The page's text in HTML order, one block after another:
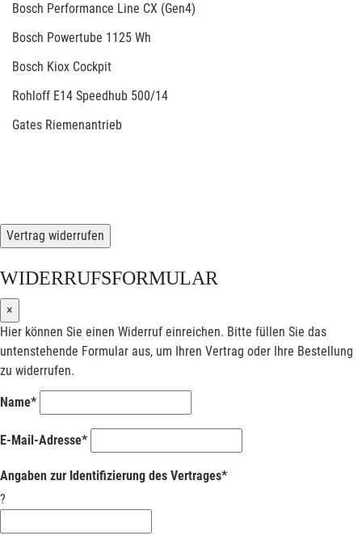
Bosch Performance Line CX (Gen4)
Bosch Powertube 1125 Wh
Bosch Kiox Cockpit
Rohloff E14 Speedhub 500/14
Gates Riemenantrieb
Vertrag widerrufen
WIDERRUFSFORMULAR
×
Hier können Sie einen Widerruf einreichen. Bitte füllen Sie das
untenstehende Formular aus, um Ihren Vertrag oder Ihre Bestellung
zu widerrufen.
Name*
E-Mail-Adresse*
Angaben zur Identifizierung des Vertrages*
?